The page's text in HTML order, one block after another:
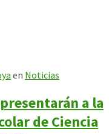
en Noticias
a la
de Ciencia